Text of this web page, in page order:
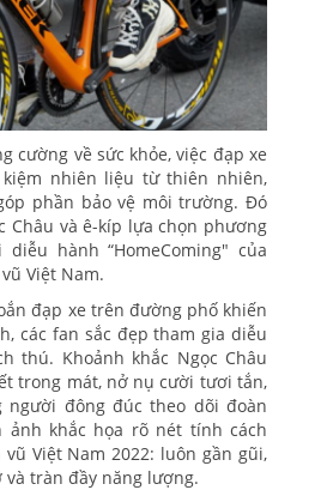
cường về sức khỏe, việc đạp xe
nhiên liệu từ thiên nhiên,
phần bảo vệ môi trường. Đó
Châu và ê-kíp lựa chọn phương
hành “HomeComing" của
Việt Nam.
đạp xe trên đường phố khiến
các fan sắc đẹp tham gia diễu
thú. Khoảnh khắc Ngọc Châu
trong mát, nở nụ cười tươi tắn,
người đông đúc theo dõi đoàn
khắc họa rõ nét tính cách
vũ Việt Nam 2022: luôn gần gũi,
tràn đầy năng lượng.